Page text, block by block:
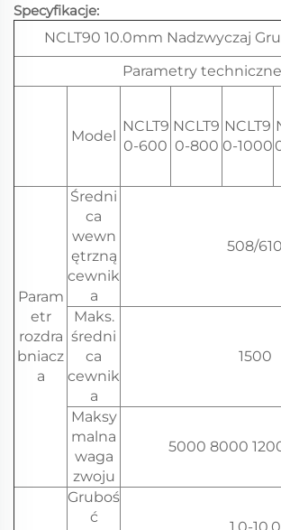
Specyfikacje:
NCLT90 10.0mm Nadzwyczaj
Parametry techniczne
Model
NCLT9
0-600
NCLT9
0-800
NCLT9
0-1000
Param
etr
rozdra
bniacz
a
Średni
ca
wewn
ętrzną
cewnik
a
508/610
Maks.
średni
ca
cewnik
a
1500
Maksy
malna
waga
zwoju
5000 8000
Gruboś
ć